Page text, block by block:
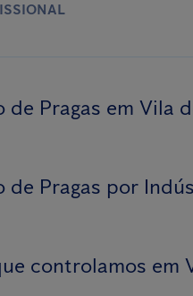
de Pragas em Vila
de Pragas por
controlamos em